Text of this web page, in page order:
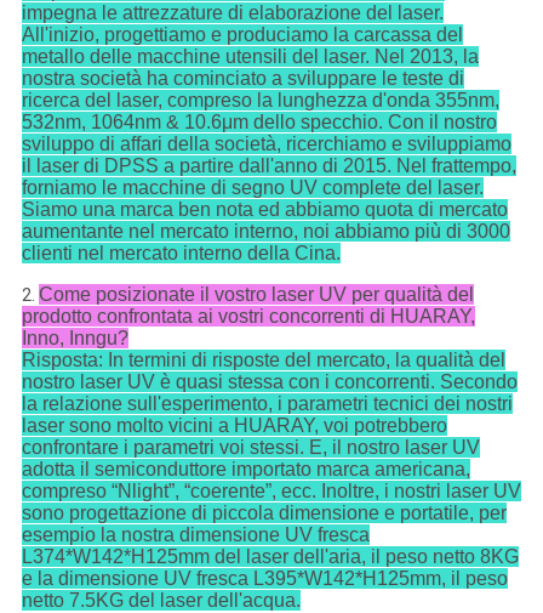
impegna le attrezzature di elaborazione del laser.
All'inizio, progettiamo e produciamo la carcassa del
metallo delle macchine utensili del laser. Nel 2013, la
nostra società ha cominciato a sviluppare le teste di
ricerca del laser, compreso la lunghezza d'onda 355nm,
532nm, 1064nm & 10.6μm dello specchio. Con il nostro
sviluppo di affari della società, ricerchiamo e sviluppiamo
il laser di DPSS a partire dall'anno di 2015. Nel frattempo,
forniamo le macchine di segno UV complete del laser.
Siamo una marca ben nota ed abbiamo quota di mercato
aumentante nel mercato interno, noi abbiamo più di 3000
clienti nel mercato interno della Cina.
2. Come posizionate il vostro laser UV per qualità del
prodotto confrontata ai vostri concorrenti di HUARAY,
Inno, Inngu?
Risposta: In termini di risposte del mercato, la qualità del
nostro laser UV è quasi stessa con i concorrenti. Secondo
la relazione sull'esperimento, i parametri tecnici dei nostri
laser sono molto vicini a HUARAY, voi potrebbero
confrontare i parametri voi stessi. E, il nostro laser UV
adotta il semiconduttore importato marca americana,
compreso “Nlight”, “coerente”, ecc. Inoltre, i nostri laser UV
sono progettazione di piccola dimensione e portatile, per
esempio la nostra dimensione UV fresca
L374*W142*H125mm del laser dell'aria, il peso netto 8KG
e la dimensione UV fresca L395*W142*H125mm, il peso
netto 7.5KG del laser dell'acqua.